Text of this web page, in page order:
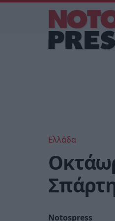
Ελλάδα
Notospress